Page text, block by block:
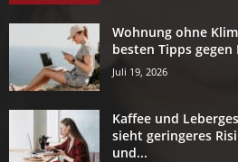
Wohnung ohne
besten Tipps
Juli 19, 2026
Kaffee und
sieht geringeres
und...